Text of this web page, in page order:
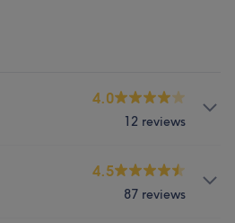
4.0
12 reviews
4.5
87 reviews